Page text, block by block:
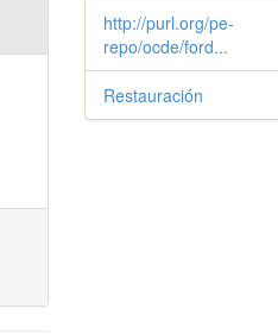
http://purl.org/pe-
repo/ocde/ford...
Restauración